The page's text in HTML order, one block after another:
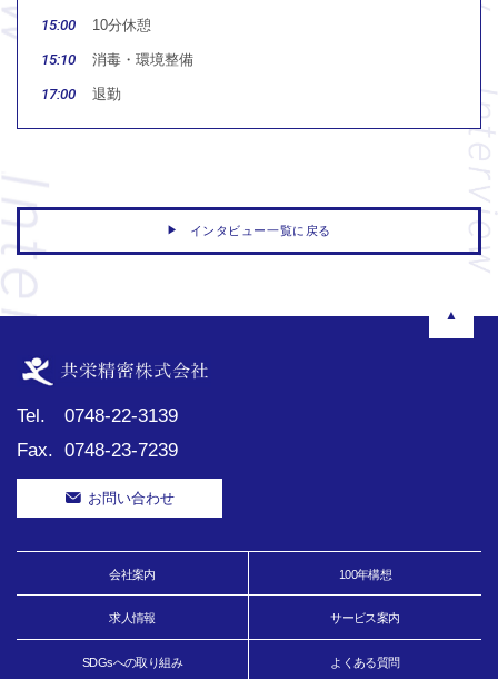
15:00 10分休憩
15:10 消毒・環境整備
17:00 退勤
▶ インタビュー一覧に戻る
Tel.
0748-22-3139
Fax. 0748-23-7239
お問い合わせ
会社案内 100年構想
求人情報 サービス案内
SDGsへの取り組み よくある質問
▲